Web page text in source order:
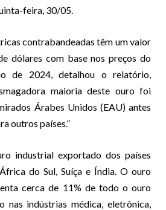
feira, 30/05.
contrabandeadas têm um valor
dólares com base nos preços do
de 2024, detalhou o relatório,
maioria deste ouro foi
Árabes Unidos (EAU) antes
outros países.”
industrial exportado dos países
do Sul, Suíça e Índia. O ouro
cerca de 11% de todo o ouro
nas indústrias médica, eletrônica,